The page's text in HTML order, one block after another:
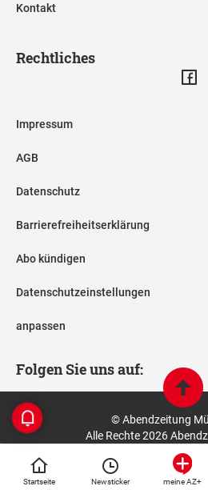
Startseite Newsticker meine AZ+
Kontakt
Rechtliches
Impressum
AGB
Datenschutz
Barrierefreiheitserklärung
Abo kündigen
Datenschutzeinstellungen
anpassen
Folgen Sie uns auf:
© Abendzeitung
Alle Rechte 2026